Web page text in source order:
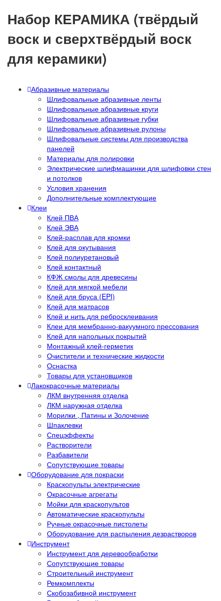
Набор КЕРАМИКА (твёрдый
воск и сверхтвёрдый воск
для керамики)
Абразивные материалы
Шлифовальные абразивные ленты
Шлифовальные абразивные круги
Шлифовальные абразивные губки
Шлифовальные абразивные рулоны
Шлифовальные системы для производства
панелей
Материалы для полировки
Электрические шлифмашинки для шлифовки стен
и потолков
Условия хранения
Дополнительные комплектующие
Клеи
Клей ПВА
Клей ЭВА
Клей-расплав для кромки
Клей для окутывания
Клей полиуретановый
Клей контактный
КФЖ смолы для древесины
Клей для мягкой мебели
Клей для бруса (EPI)
Клей для матрасов
Клей и нить для ребросклеивания
Клеи для мембранно-вакуумного прессования
Клей для напольных покрытий
Монтажный клей-герметик
Очистители и технические жидкости
Оснастка
Товары для установщиков
Лакокрасочные материалы
ЛКМ внутренняя отделка
ЛКМ наружная отделка
Морилки , Патины и Золочение
Шпаклевки
Спецэффекты
Растворители
Разбавители
Сопутствующие товары
Оборудование для покраски
Краскопульты электрические
Окрасочные агрегаты
Мойки для краскопультов
Автоматические краскопульты
Ручные окрасочные пистолеты
Оборудование для распыления дезрастворов
Инструмент
Инструмент для деревообработки
Сопутствующие товары
Строительный инструмент
Ремкомплекты
Скобозабивной инструмент